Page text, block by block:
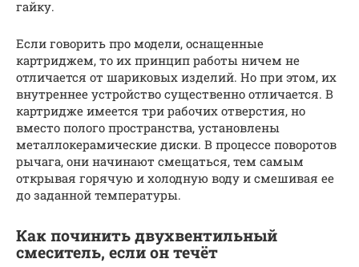
гайку.
Если говорить про модели, оснащенные
картриджем, то их принцип работы ничем не
отличается от шариковых изделий. Но при этом, их
внутреннее устройство существенно отличается. В
картридже имеется три рабочих отверстия, но
вместо полого пространства, установлены
металлокерамические диски. В процессе поворотов
рычага, они начинают смещаться, тем самым
открывая горячую и холодную воду и смешивая ее
до заданной температуры.
Как починить двухвентильный
смеситель, если он течёт